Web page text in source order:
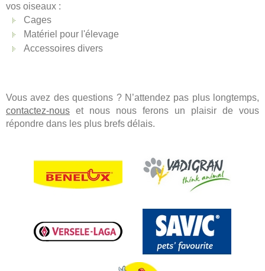
vos oiseaux :
Cages
Matériel pour l'élevage
Accessoires divers
Vous avez des questions ? N’attendez pas plus longtemps,
contactez-nous et nous nous ferons un plaisir de vous
répondre dans les plus brefs délais.